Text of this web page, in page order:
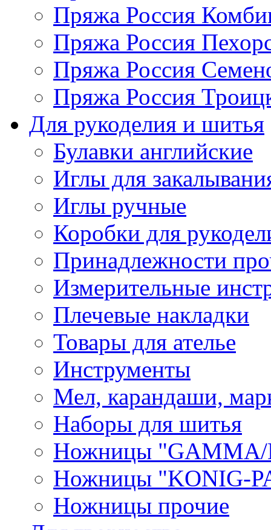
Пряжа Россия
Пряжа Россия
Пряжа Россия
Пряжа Россия
Для рукоделия и шитья
Булавки английские
Иглы для
Иглы ручные
Коробки для
Принадлежности
Измерительные
Плечевые накладки
Товары для ателье
Инструменты
Мел, карандаши,
Наборы для шитья
Ножницы "GAMMA/
Ножницы "KONIG-
Ножницы прочие